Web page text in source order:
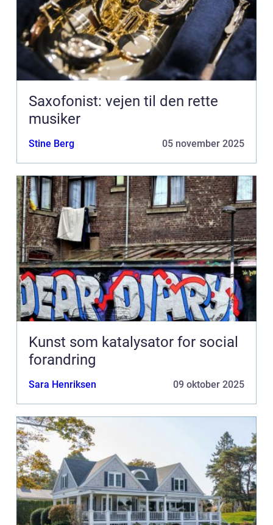
Saxofonist: vejen til den rette
musiker
Stine Berg 05 november 2025
Kunst som katalysator for social
forandring
Sara Henriksen 09 oktober 2025